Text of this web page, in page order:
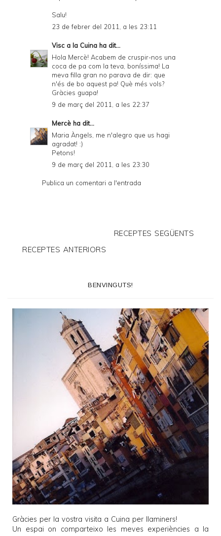
Salu!
23 de febrer del 2011, a les 23:11
Visc a la Cuina ha dit...
Hola Mercè! Acabem de cruspir-nos una
coca de pa com la teva, boníssima! La
meva filla gran no parava de dir: que
n'és de bo aquest pa! Què més vols?
Gràcies guapa!
9 de març del 2011, a les 22:37
Mercè ha dit...
Maria Àngels, me n'alegro que us hagi
agradat! :)
Petons!
9 de març del 2011, a les 23:30
Publica un comentari a l'entrada
RECEPTES SEGÜENTS
RECEPTES ANTERIORS
BENVINGUTS!
Gràcies per la vostra visita a Cuina per llaminers!
Un espai on comparteixo les meves experiències a la